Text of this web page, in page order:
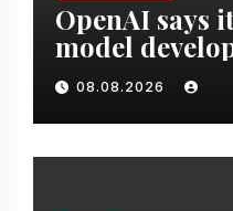
OpenAI says
model
security
08.08.2026